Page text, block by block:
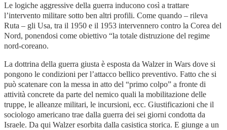
Le logiche aggressive della guerra inducono così a trattare
l’intervento militare sotto ben altri profili. Come quando – rileva
Ruta – gli Usa, tra il 1950 e il 1953 intervennero contro la Corea del
Nord, ponendosi come obiettivo “la totale distruzione del regime
nord-coreano.
La dottrina della guerra giusta è esposta da Walzer in Wars dove si
pongono le condizioni per l’attacco bellico preventivo. Fatto che si
può scatenare con la messa in atto del “primo colpo” a fronte di
attività concrete da parte del nemico quali la mobilitazione delle
truppe, le alleanze militari, le incursioni, ecc. Giustificazioni che il
sociologo americano trae dalla guerra dei sei giorni condotta da
Israele. Da qui Walzer esorbita dalla casistica storica. E giunge a un